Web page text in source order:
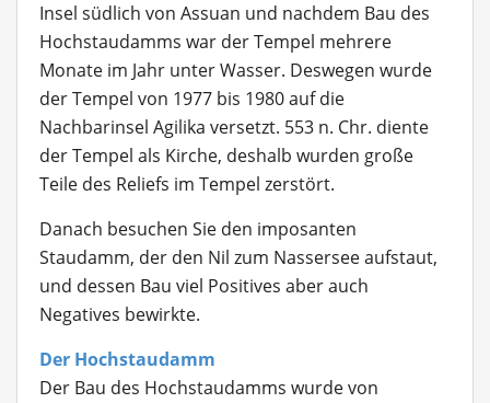
Insel südlich von Assuan und nachdem Bau des
Hochstaudamms war der Tempel mehrere
Monate im Jahr unter Wasser. Deswegen wurde
der Tempel von 1977 bis 1980 auf die
Nachbarinsel Agilika versetzt. 553 n. Chr. diente
der Tempel als Kirche, deshalb wurden große
Teile des Reliefs im Tempel zerstört.
Danach besuchen Sie den imposanten
Staudamm, der den Nil zum Nassersee aufstaut,
und dessen Bau viel Positives aber auch
Negatives bewirkte.
Der Hochstaudamm
Der Bau des Hochstaudamms wurde von